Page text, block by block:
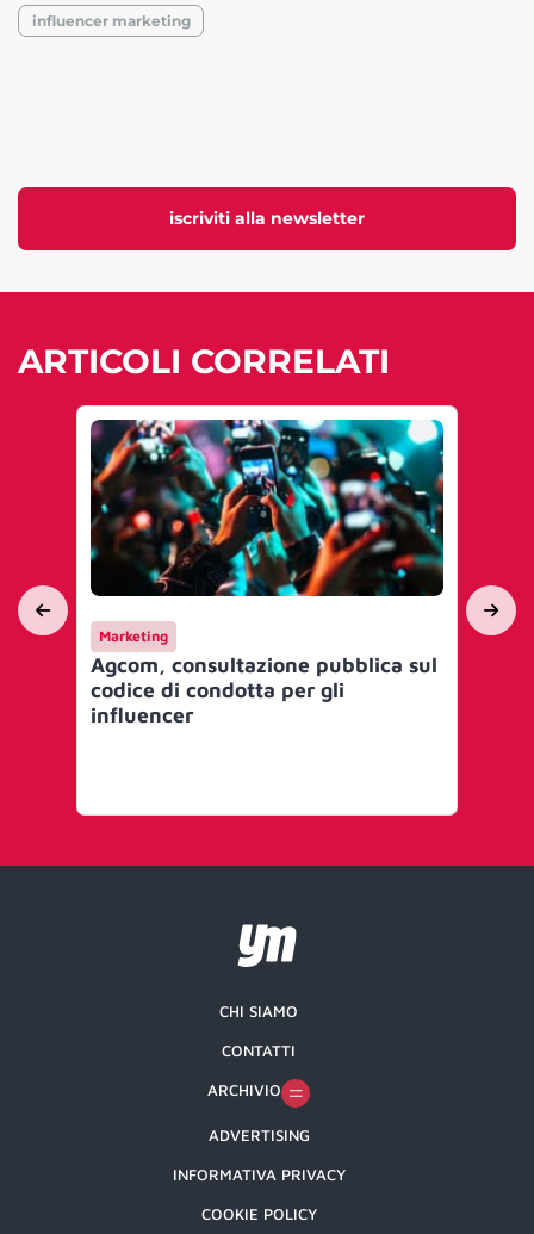
iscriviti alla newsletter
influencer marketing
ARTICOLI CORRELATI
Marketing
Agcom, consultazione pubblica sul
codice di condotta per gli
influencer
CHI SIAMO
CONTATTI
ARCHIVIO
ADVERTISING
INFORMATIVA PRIVACY
COOKIE POLICY